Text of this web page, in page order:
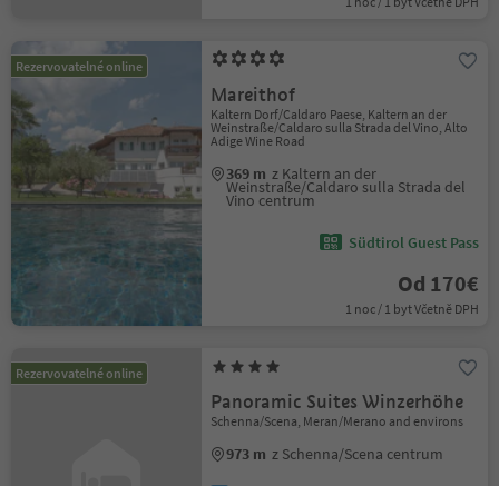
Rezervovatelné online
Mareithof
Kaltern Dorf/Caldaro Paese, Kaltern an der
Weinstraße/Caldaro sulla Strada del Vino, Alto
Adige Wine Road
369 m z Kaltern an der
Weinstraße/Caldaro sulla Strada del
Vino centrum
Südtirol Guest Pass
Od 170€
1 noc / 1 byt Včetně DPH
Rezervovatelné online
Panoramic Suites Winzerhöhe
Schenna/Scena, Meran/Merano and environs
973 m z Schenna/Scena centrum